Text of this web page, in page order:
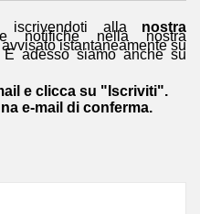
iscrivendoti alla nostra
nella nostra
istantaneamente su
adesso siamo anche su
e clicca su "Iscriviti".
e-mail di conferma.